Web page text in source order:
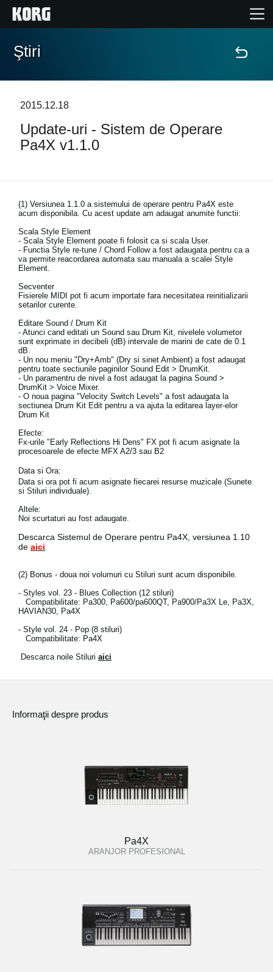
În Prim Plan
Asistență
Găsește un Magazin
Locaţie
Social Media
Despre Korg
Ştiri
2015.12.18
Update-uri - Sistem de Operare
Pa4X v1.1.0
(1) Versiunea 1.1.0 a sistemului de operare pentru Pa4X este
acum disponibila. Cu acest update am adaugat anumite functii:
Scala Style Element
- Scala Style Element poate fi folosit ca si scala User.
- Functia Style re-tune / Chord Follow a fost adaugata pentru ca a
va permite reacordarea automata sau manuala a scalei Style
Element.
Secventer
Fisierele MIDI pot fi acum importate fara necesitatea reinitializarii
setarilor curente.
Editare Sound / Drum Kit
- Atunci cand editati un Sound sau Drum Kit, nivelele volumetor
sunt exprimate in decibeli (dB) intervale de marini de cate de 0.1
dB.
- Un nou meniu "Dry+Amb" (Dry si sinet Ambient) a fost adaugat
pentru toate sectiunile paginilor Sound Edit > DrumKit.
- Un paramentru de nivel a fost adaugat la pagina Sound >
DrumKit > Voice Mixer.
- O noua pagina "Velocity Switch Levels" a fost adaugata la
sectiunea Drum Kit Edit pentru a va ajuta la editarea layer-elor
Drum Kit
Efecte:
Fx-urile "Early Reflections Hi Dens" FX pot fi acum asignate la
procesoarele de efecte MFX A2/3 sau B2
Data si Ora:
Data si ora pot fi acum asignate fiecarei resurse muzicale (Sunete
si Stiluri individuale).
Altele:
Noi scurtaturi au fost adaugate.
Descarca Sistemul de Operare pentru Pa4X, versiunea 1.10
de aici
(2) Bonus - doua noi volumuri cu Stiluri sunt acum disponibile.
- Styles vol. 23 - Blues Collection (12 stiluri)
Compatibilitate: Pa300, Pa600/pa600QT, Pa900/Pa3X Le, Pa3X,
HAVIAN30, Pa4X
- Style vol. 24 - Pop (8 stiluri)
Compatibilitate: Pa4X
Descarca noile Stiluri aici
Informaţii despre produs
Pa4X
ARANJOR PROFESIONAL